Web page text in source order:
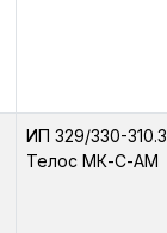
ИП 329/330-
Телос МК-С-АМ